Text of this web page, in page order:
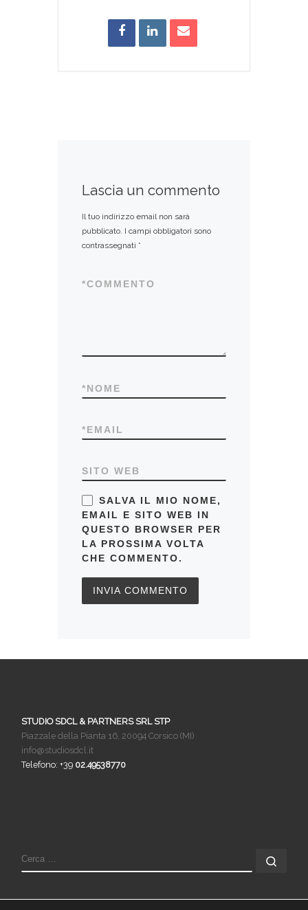
Lascia un commento
Il tuo indirizzo email non sarà
pubblicato. I campi obbligatori sono
contrassegnati *
COMMENTO
*
NOME
*
EMAIL
*
SITO WEB
SALVA IL MIO NOME,
EMAIL E SITO WEB IN
QUESTO BROWSER PER
LA PROSSIMA VOLTA
CHE COMMENTO.
STUDIO SDCL & PARTNERS SRL STP
Piazzale della Pianta 16, 20094 Corsico (MI)
info@studiosdcl.it
Telefono: +39 02.49538770